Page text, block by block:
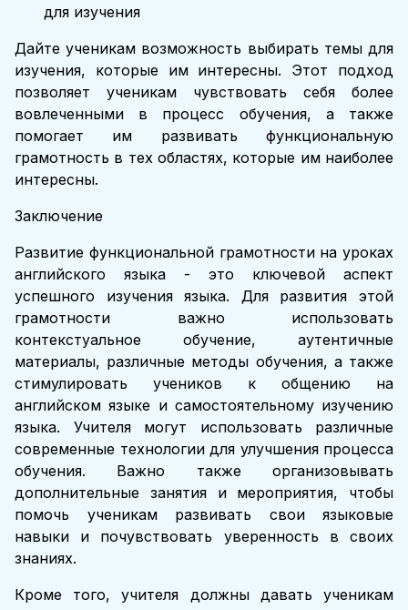
для изучения
Дайте ученикам возможность выбирать темы для
изучения, которые им интересны. Этот подход
позволяет ученикам чувствовать себя более
вовлеченными в процесс обучения, а также
помогает им развивать функциональную
грамотность в тех областях, которые им наиболее
интересны.
Заключение
Развитие функциональной грамотности на уроках
английского языка - это ключевой аспект
успешного изучения языка. Для развития этой
грамотности важно использовать
контекстуальное обучение, аутентичные
материалы, различные методы обучения, а также
стимулировать учеников к общению на
английском языке и самостоятельному изучению
языка. Учителя могут использовать различные
современные технологии для улучшения процесса
обучения. Важно также организовывать
дополнительные занятия и мероприятия, чтобы
помочь ученикам развивать свои языковые
навыки и почувствовать уверенность в своих
знаниях.
Кроме того, учителя должны давать ученикам